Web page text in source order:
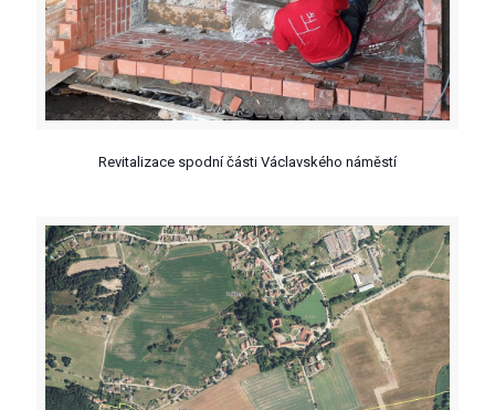
Revitalizace spodní části Václavského náměstí